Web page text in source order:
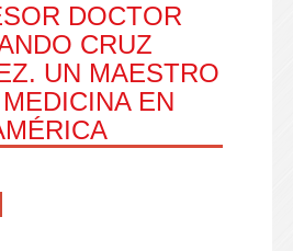
DOCTOR
CRUZ
UN MAESTRO
EN